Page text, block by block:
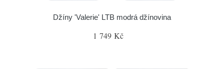
Džíny 'Valerie' LTB modrá džínovina
1 749 Kč